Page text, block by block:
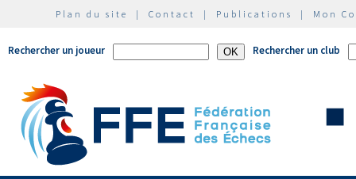
Plan du site | Contact | Publications | Mon
Rechercher un joueur Rechercher un club